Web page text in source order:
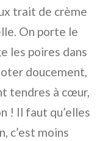
trait de crème
On porte le
les poires dans
doucement,
tendres à cœur,
! Il faut qu’elles
c’est moins